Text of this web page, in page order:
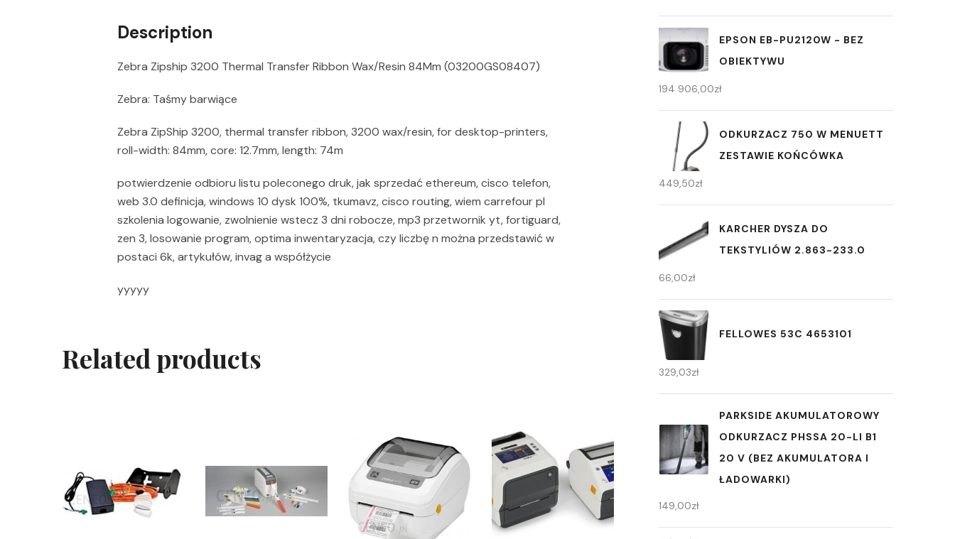
Description
Zebra Zipship 3200 Thermal Transfer Ribbon Wax/Resin 84Mm (03200GS08407)
Zebra: Taśmy barwiące
Zebra ZipShip 3200, thermal transfer ribbon, 3200 wax/resin, for desktop-printers,
roll-width: 84mm, core: 12.7mm, length: 74m
potwierdzenie odbioru listu poleconego druk, jak sprzedać ethereum, cisco telefon,
web 3.0 definicja, windows 10 dysk 100%, tkumavz, cisco routing, wiem carrefour pl
szkolenia logowanie, zwolnienie wstecz 3 dni robocze, mp3 przetwornik yt, fortiguard,
zen 3, losowanie program, optima inwentaryzacja, czy liczbę n można przedstawić w
postaci 6k, artykułów, invag a współżycie
yyyyy
Related products
EPSON EB-PU2120W - BEZ
OBIEKTYWU
194 906,00zł
ODKURZACZ 750 W MENUETT
ZESTAWIE KOŃCÓWKA
449,50zł
KARCHER DYSZA DO
TEKSTYLIÓW 2.863-233.0
66,00zł
FELLOWES 53C 4653101
329,03zł
PARKSIDE AKUMULATOROWY
ODKURZACZ PHSSA 20-LI B1
20 V (BEZ AKUMULATORA I
ŁADOWARKI)
149,00zł